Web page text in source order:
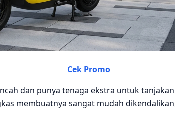
Cek Promo
dan punya tenaga ekstra untuk
membuatnya sangat mudah